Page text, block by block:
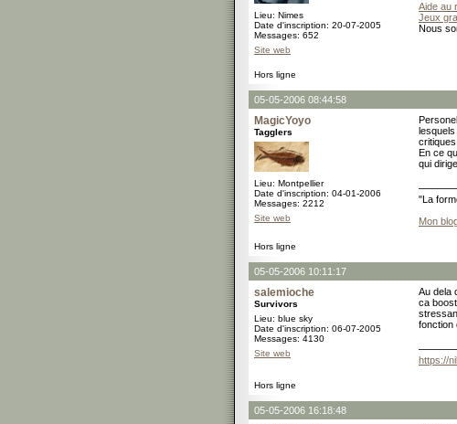
Lieu: Nimes
Date d'inscription: 20-07-2005
Messages: 652
Site web
Aide au
Jeux
Nous
Hors ligne
05-05-2006 08:44:58
MagicYoyo
Tagglers
Lieu: Montpellier
Date d'inscription: 04-01-2006
Messages: 2212
Site web
En ce
qui
"La
Mon
Hors ligne
05-05-2006 10:11:17
salemioche
Survivors
Lieu: blue sky
Date d'inscription: 06-07-2005
Messages: 4130
Site web
Au dela
ca
fonction
https://
Hors ligne
05-05-2006 16:18:48